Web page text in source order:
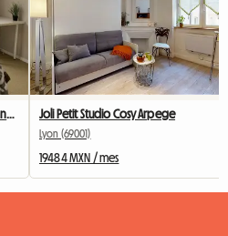
Joli Petit Studio Cosy Arpege
Lyon (69001)
19484 MXN / mes